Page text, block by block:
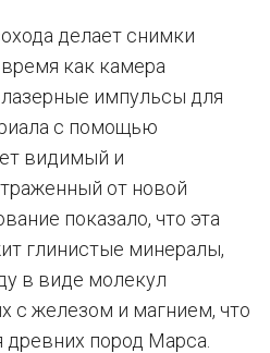
делает снимки
как камера
лазерные импульсы для
с помощью
видимый и
от новой
показало, что эта
глинистые минералы,
в виде молекул
с железом и магнием, что
пород Марса.